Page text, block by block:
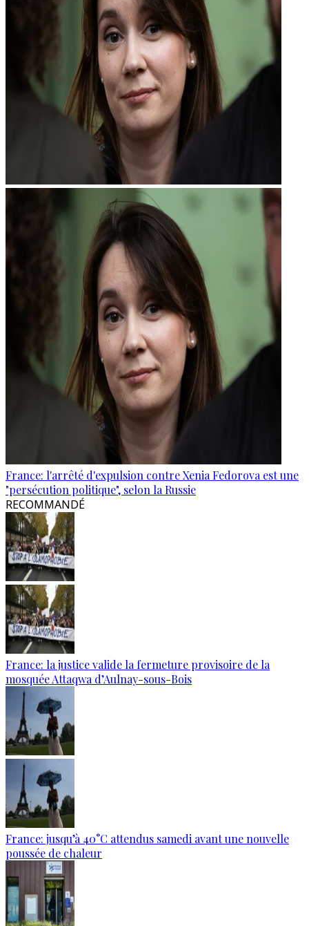
France: l'arrêté d'expulsion contre Xenia Fedorova est une
"persécution politique", selon la Russie
RECOMMANDÉ
France: la justice valide la fermeture provisoire de la
mosquée Attaqwa d’Aulnay-sous-Bois
France: jusqu’à 40°C attendus samedi avant une nouvelle
poussée de chaleur